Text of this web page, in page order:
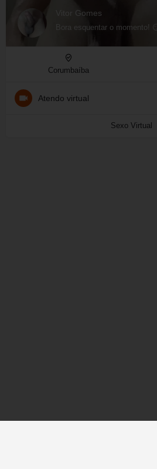
Vitor Gomes
Bora esquentar o momento! 😏
Corumbaíba
Atendo virtual
Sexo Virtual